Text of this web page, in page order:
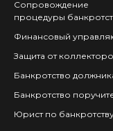
Сопровождение
процедуры
Финансовый
Защита от
Банкротство
Банкротство
Юрист по